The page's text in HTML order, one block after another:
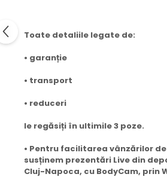
Toate detaliile legate de:
• garanție
• transport
• reduceri
le regăsiți în ultimile 3 poze.
• Pentru facilitarea vânzărilor
susținem prezentări Live din
Cluj-Napoca, cu BodyCam, prin